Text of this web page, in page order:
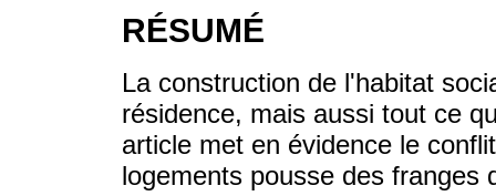
RÉSUMÉ
La construction de l'habitat
résidence, mais aussi tout ce
article met en évidence le
logements pousse des franges